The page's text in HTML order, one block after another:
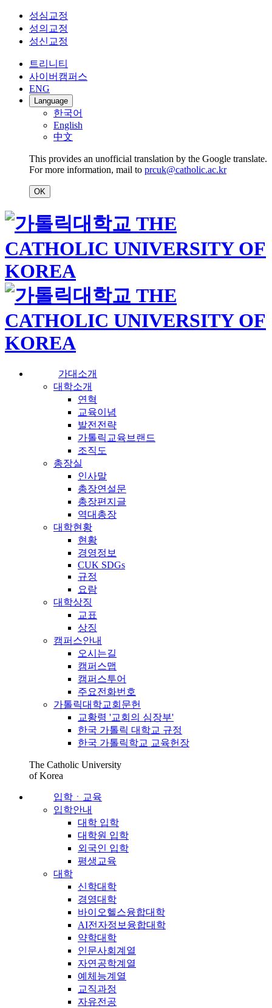
성심교정
성의교정
성신교정
트리니티
사이버캠퍼스
ENG
Language
한국어
English
中文
This provides an unofficial translation by the Google translate.
For more information, mail to prcuk@catholic.ac.kr
OK
가대소개
대학소개
연혁
교육이념
발전전략
가톨릭교육브랜드
조직도
총장실
인사말
총장연설문
총장편지글
역대총장
대학현황
현황
경영정보
CUK SDGs
규정
요람
대학상징
교표
상징
캠퍼스안내
오시는길
캠퍼스맵
캠퍼스투어
주요전화번호
가톨릭대학교회문헌
교황령 '교회의 심장부'
한국 가톨릭 대학교 규정
한국 가톨릭학교 교육헌장
The Catholic University
of Korea
입학ㆍ교육
입학안내
대학 입학
대학원 입학
외국인 입학
평생교육
대학
신학대학
경영대학
바이오헬스융합대학
AI전자정보융합대학
약학대학
인문사회계열
자연공학계열
예체능계열
교직과정
자유전공